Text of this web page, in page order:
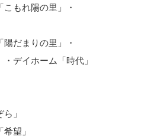
もれ陽の里」・
だまりの里」・
デイホーム「時代」
」
望」